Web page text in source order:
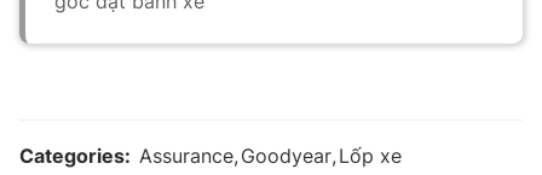
Categories: Assurance, Goodyear, Lốp xe